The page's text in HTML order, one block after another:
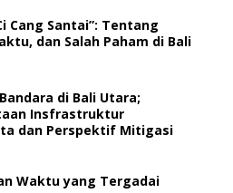
Cang Santai”: Tentang
dan Salah Paham di Bali
di Bali Utara;
Insfrastruktur
dan Perspektif Mitigasi
Waktu yang Tergadai